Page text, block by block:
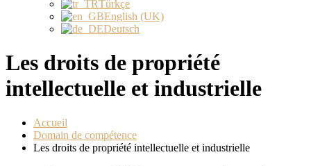
Türkçe
English (UK)
Deutsch
Les droits de propriété
intellectuelle et industrielle
Accueil
Domain de compétence
Les droits de propriété intellectuelle et industrielle